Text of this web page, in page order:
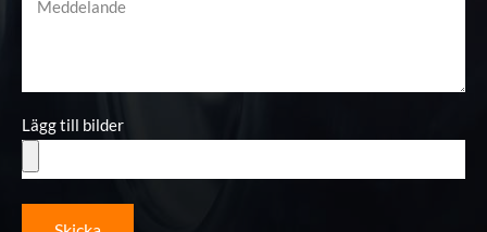
Lägg till bilder